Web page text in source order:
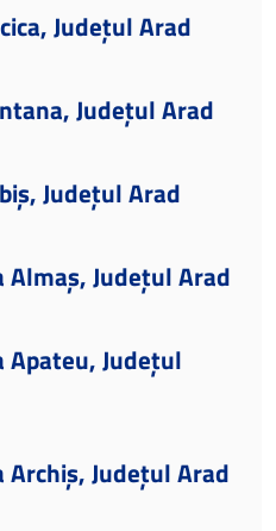
Județul Arad
Județul Arad
Județul Arad
Almaș, Județul Arad
Apateu, Județul
Archiș, Județul Arad